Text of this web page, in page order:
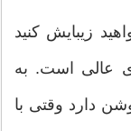
زیبایش کنید
عالی است. به
دارد وقتی با